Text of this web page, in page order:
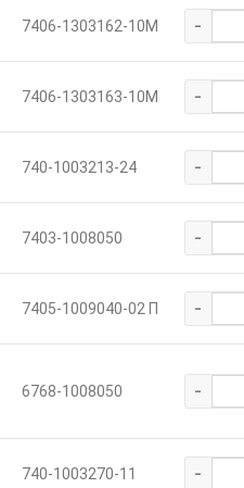
7406-1303162-10М -
7406-1303163-10М -
740-1003213-24 -
7403-1008050 -
7405-1009040-02 П -
6768-1008050 -
740-1003270-11 -